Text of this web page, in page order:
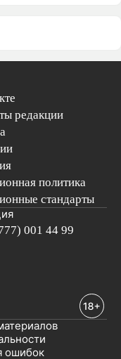
редакции
политика
стандарты
001 44 99
ошибок